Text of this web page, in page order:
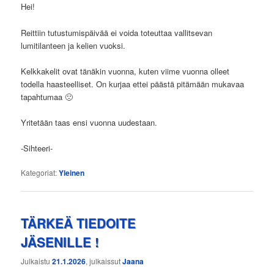
Hei!
Reittiin tutustumispäivää ei voida toteuttaa vallitsevan
lumitilanteen ja kelien vuoksi.
Kelkkakelit ovat tänäkin vuonna, kuten viime vuonna olleet
todella haasteelliset. On kurjaa ettei päästä pitämään mukavaa
tapahtumaa 🙁
Yritetään taas ensi vuonna uudestaan.
-Sihteeri-
Kategoriat:Yleinen
TÄRKEÄ TIEDOITE
JÄSENILLE !
Julkaistu21.1.2026, julkaissutJaana